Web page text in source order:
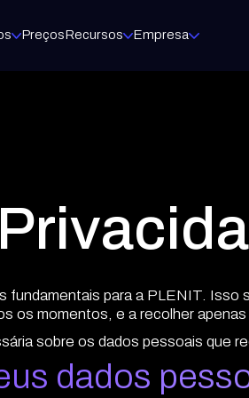
PreçosRecursos Empresa
fundamentais para a PLENIT.
os momentos, e a recolher
sobre os dados pessoais que
dados
MARKET
Campanhas prontas a lançar, com a sua
a forma como operas.